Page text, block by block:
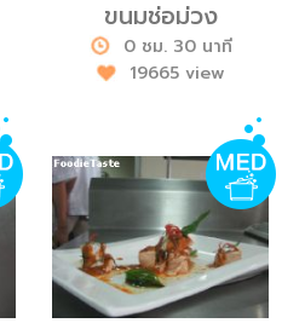
ขนมช่อม่วง
0 ชม. 30 นาที
19665 view